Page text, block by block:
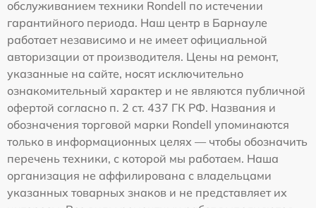
обслуживанием техники Rondell по истечении
гарантийного периода. Наш центр в Барнауле
работает независимо и не имеет официальной
авторизации от производителя. Цены на ремонт,
указанные на сайте, носят исключительно
ознакомительный характер и не являются публичной
офертой согласно п. 2 ст. 437 ГК РФ. Названия и
обозначения торговой марки Rondell упоминаются
только в информационных целях — чтобы обозначить
перечень техники, с которой мы работаем. Наша
организация не аффилирована с владельцами
указанных товарных знаков и не представляет их